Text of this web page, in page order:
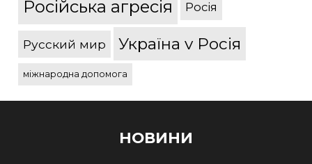
Російська агресія Росія
Русский мир Україна v Росія
міжнародна допомога
НОВИНИ